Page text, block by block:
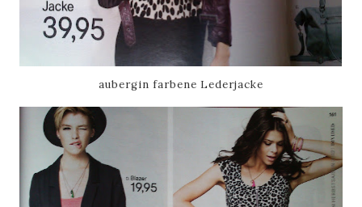
aubergin farbene Lederjacke